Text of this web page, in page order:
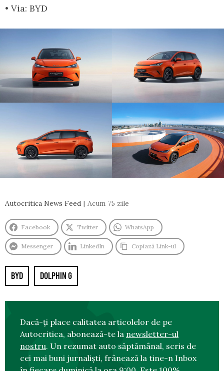
• Via: BYD
Autocritica News Feed Acum 75 zile
Facebook Twitter WhatsApp
Messenger LinkedIn Copiază Link-ul
BYD DOLPHIN G
Dacă-ți place calitatea articolelor de pe
Autocritica, abonează-te la newsletter-ul
nostru. Un rezumat auto săptămânal, scris de
cei mai buni jurnaliști, frânează la tine-n Inbox